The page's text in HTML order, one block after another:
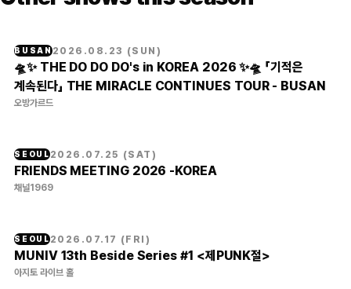
BUSAN2026.08.23 (SUN )
🛸✨ THE DO DO DO's in KOREA 2026 ✨🛸 「기적은
계속된다」 THE MIRACLE CONTINUES TOUR - BUSAN
오방가르드
SEOUL2026.07.25 (SAT )
FRIENDS MEETING 2026 -KOREA
채널1969
SEOUL2026.07.17 ( FRI )
MUNIV 13th Beside Series #1 <제PUNK절>
아지토 라이브 홀